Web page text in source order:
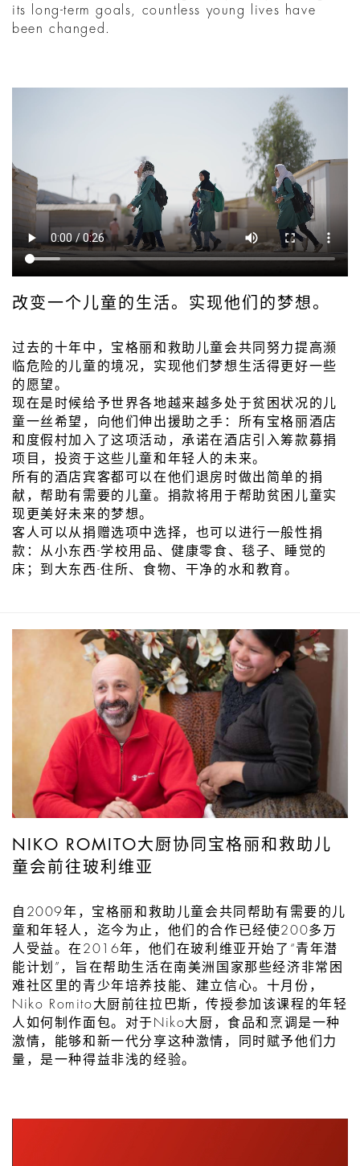
its long-term goals, countless young lives have
been changed.
改变一个儿童的生活。实现他们的梦想。
过去的十年中，宝格丽和救助儿童会共同努力提高濒
临危险的儿童的境况，实现他们梦想生活得更好一些
的愿望。
现在是时候给予世界各地越来越多处于贫困状况的儿
童一丝希望，向他们伸出援助之手：所有宝格丽酒店
和度假村加入了这项活动，承诺在酒店引入筹款募捐
项目，投资于这些儿童和年轻人的未来。
所有的酒店宾客都可以在他们退房时做出简单的捐
献，帮助有需要的儿童。捐款将用于帮助贫困儿童实
现更美好未来的梦想。
客人可以从捐赠选项中选择，也可以进行一般性捐
款：从小东西-学校用品、健康零食、毯子、睡觉的
床；到大东西-住所、食物、干净的水和教育。
NIKO ROMITO大厨协同宝格丽和救助儿
童会前往玻利维亚
自2009年，宝格丽和救助儿童会共同帮助有需要的儿
童和年轻人，迄今为止，他们的合作已经使200多万
人受益。在2016年，他们在玻利维亚开始了“青年潜
能计划”，旨在帮助生活在南美洲国家那些经济非常困
难社区里的青少年培养技能、建立信心。十月份，
Niko Romito大厨前往拉巴斯，传授参加该课程的年轻
人如何制作面包。对于Niko大厨，食品和烹调是一种
激情，能够和新一代分享这种激情，同时赋予他们力
量，是一种得益非浅的经验。